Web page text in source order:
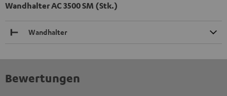
Wandhalter AC 3500 SM (Stk.)
Wandhalter
Bewertungen